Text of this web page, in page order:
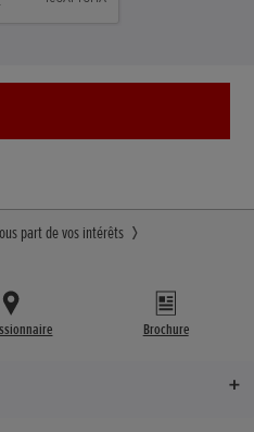
part de vos intérêts
Brochure